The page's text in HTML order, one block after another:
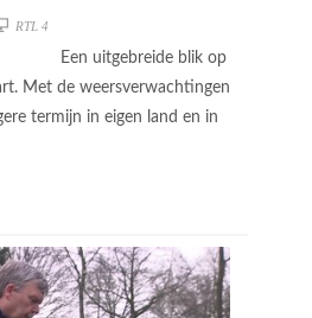
RTL 4
Een uitgebreide blik op
Met de weersverwachtingen
termijn in eigen land en in